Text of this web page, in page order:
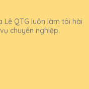
Lê QTG luôn làm tôi hài
chuyên nghiệp.